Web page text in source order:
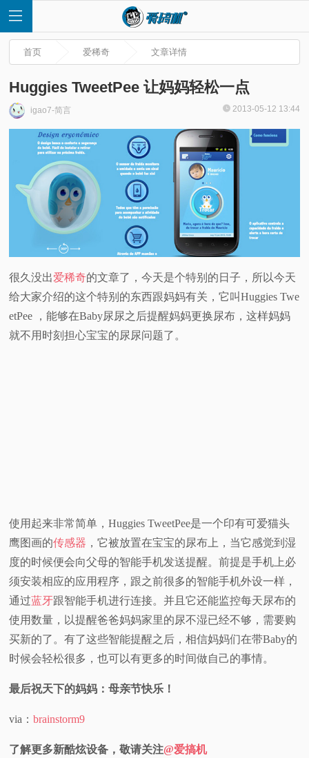
快
测
视
专
首页 爱稀奇 文章详情
Huggies TweetPee 让妈妈轻松一点
igao7-简言 2013-05-12 13:44
很久没出爱稀奇的文章了，今天是个特别的日子，所以今天
给大家介绍的这个特别的东西跟妈妈有关，它叫Huggies Twe
etPee ，能够在Baby尿尿之后提醒妈妈更换尿布，这样妈妈
就不用时刻担心宝宝的尿尿问题了。
使用起来非常简单，Huggies TweetPee是一个印有可爱猫头
鹰图画的传感器 ，它被放置在宝宝的尿布上，当它感觉到湿
度的时候便会向父母的智能手机发送提醒。前提是手机上必
须安装相应的应用程序，跟之前很多的智能手机外设一样，
通过蓝牙跟智能手机进行连接。并且它还能监控每天尿布的
使用数量，以提醒爸爸妈妈家里的尿不湿已经不够，需要购
买新的了。有了这些智能提醒之后，相信妈妈们在带Baby的
时候会轻松很多，也可以有更多的时间做自己的事情。
最后祝天下的妈妈：母亲节快乐！
via：brainstorm9
了解更多新酷炫设备，敬请关注@爱搞机